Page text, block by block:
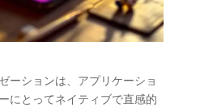
ーションは、アプリケーショ
にとってネイティブで直感的